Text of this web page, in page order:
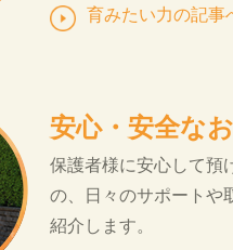
育みたい力の記事
安心・安全な
保護者様に安心して預
の、日々のサポートや
紹介します。